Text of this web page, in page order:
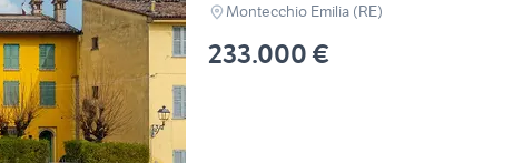
Montecchio Emilia (RE)
233.000 €